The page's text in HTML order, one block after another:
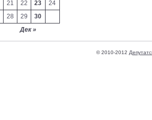
Дек »
21 22 23
24
28 29 30
© 2010-2012